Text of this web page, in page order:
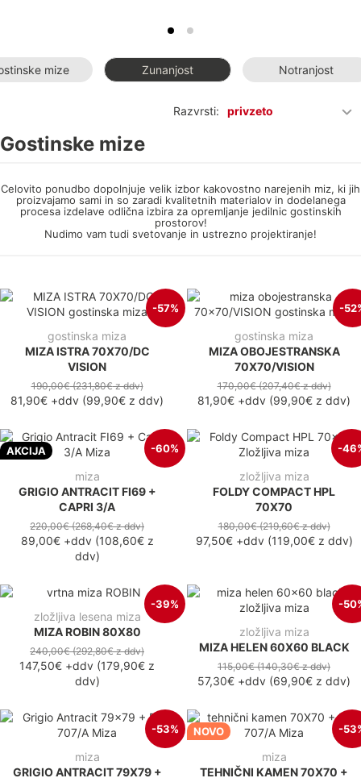
mize Zunanjost Notranjost
Razvrsti: privzeto
Gostinske mize
Celovito ponudbo dopolnjuje velik izbor kakovostno narejenih miz, ki jih
proizvajamo sami in so zaradi kvalitetnih materialov in dodelanega
procesa izdelave odlična izbira za opremljanje jedilnic gostinskih
prostorov!
Nudimo vam tudi svetovanje in ustrezno projektiranje!
-57%
gostinska miza
MIZA ISTRA 70X70/DC
VISION
190,00€(231,80€z ddv)
81,90€ +ddv (99,90€ z ddv)
-
gostinska miza
MIZA OBOJESTRANSKA
70X70/VISION
170,00€(207,40€z ddv)
81,90€ +ddv (99,90€ z ddv)
AKCIJA -60%
miza
GRIGIO ANTRACIT FI69 +
CAPRI 3/A
220,00€(268,40€z ddv)
89,00€+ddv(108,60€z
ddv)
-
zložljiva miza
FOLDY COMPACT HPL
70X70
180,00€(219,60€z ddv)
97,50€+ddv(119,00€z ddv)
-39%
zložljiva lesena miza
MIZA ROBIN 80X80
240,00€(292,80€z ddv)
147,50€ +ddv (179,90€ z
ddv)
-
zložljiva miza
MIZA HELEN 60X60 BLACK
115,00€(140,30€z ddv)
57,30€ +ddv (69,90€ z ddv)
-53%
miza
GRIGIO ANTRACIT 79X79 +
NOVO -
miza
TEHNIČNI KAMEN 70X70 +